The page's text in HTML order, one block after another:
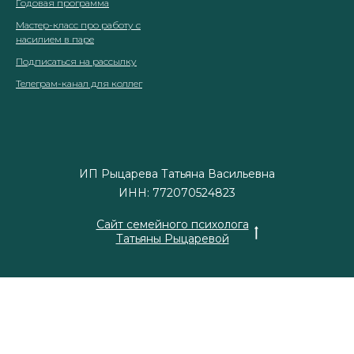
Годовая программа
Мастер-класс про работу с
насилием в паре
Подписаться на рассылку
Телеграм-канал для коллег
ИП Рыцарева Татьяна Васильевна
ИНН: 772070524823
Сайт семейного психолога
Татьяны Рыцаревой